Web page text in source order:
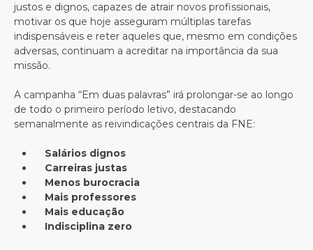
justos e dignos, capazes de atrair novos profissionais,
motivar os que hoje asseguram múltiplas tarefas
indispensáveis e reter aqueles que, mesmo em condições
adversas, continuam a acreditar na importância da sua
missão.
A campanha “Em duas palavras” irá prolongar-se ao longo
de todo o primeiro período letivo, destacando
semanalmente as reivindicações centrais da FNE:
Salários dignos
Carreiras justas
Menos burocracia
Mais professores
Mais educação
Indisciplina zero